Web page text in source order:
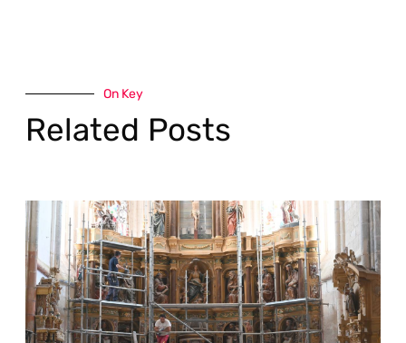
On Key
Related Posts